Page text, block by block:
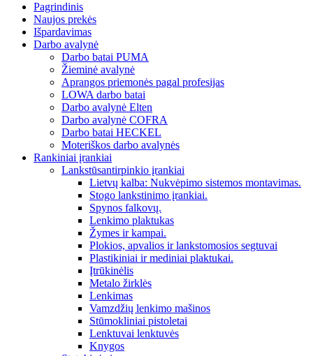
Pagrindinis
Naujos prekės
Išpardavimas
Darbo avalynė
Darbo batai PUMA
Žieminė avalynė
Aprangos priemonės pagal profesijas
LOWA darbo batai
Darbo avalynė Elten
Darbo avalynė COFRA
Darbo batai HECKEL
Moteriškos darbo avalynės
Rankiniai įrankiai
Lankstūsantirpinkio įrankiai
Lietvų kalba: Nukvėpimo sistemos montavimas.
Stogo lankstinimo įrankiai.
Spynos falkovų.
Lenkimo plaktukas
Žymes ir kampai.
Plokios, apvalios ir lankstomosios segtuvai
Plastikiniai ir mediniai plaktukai.
Įtrūkinėlis
Metalo žirklės
Lenkimas
Vamzdžių lenkimo mašinos
Stūmokliniai pistoletai
Lenktuvai lenktuvės
Knygos